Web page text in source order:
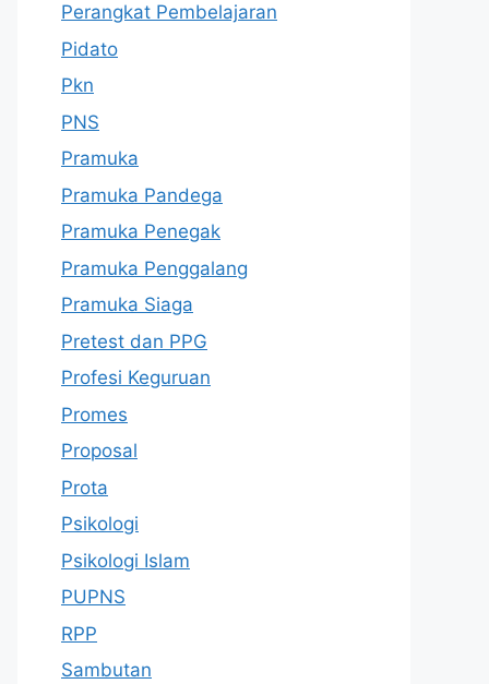
Perangkat Pembelajaran
Pidato
Pkn
PNS
Pramuka
Pramuka Pandega
Pramuka Penegak
Pramuka Penggalang
Pramuka Siaga
Pretest dan PPG
Profesi Keguruan
Promes
Proposal
Prota
Psikologi
Psikologi Islam
PUPNS
RPP
Sambutan